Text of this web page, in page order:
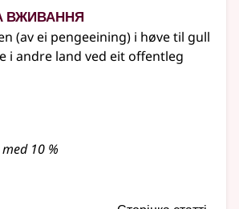
вживання
(av ei pengeeining) i høve til gull
i andre land ved eit offentleg
10 %